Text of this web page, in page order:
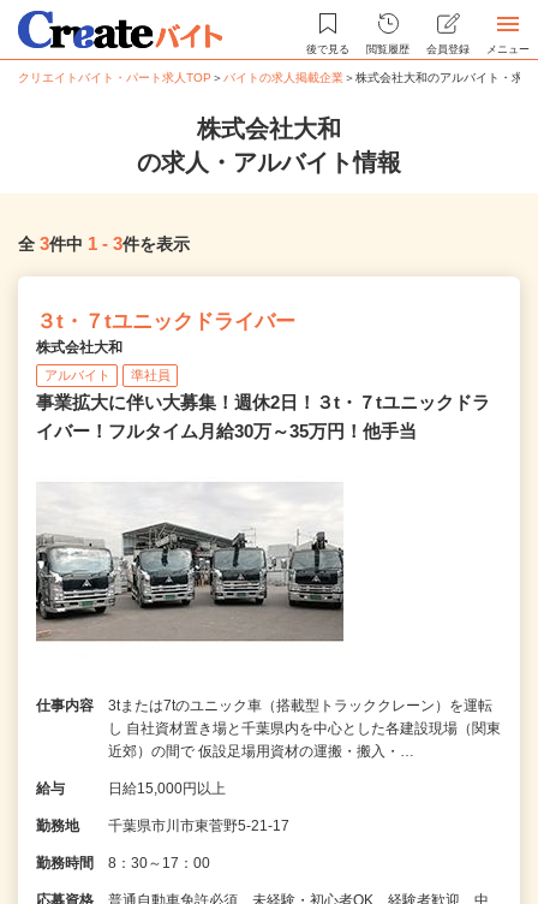
後で見る 閲覧履歴 会員登録 メニュー
クリエイトバイト・パート求人TOP ＞ バイトの求人掲載企業＞株式会社大和のアルバイト・求人
株式会社大和
の求人・アルバイト情報
全 3件中 1 - 3件を表示
３t・７tユニックドライバー
株式会社大和
アルバイト 準社員
事業拡大に伴い大募集！週休2日！３t・７tユニックドラ
イバー！フルタイム月給30万～35万円！他手当
仕事内容
3tまたは7tのユニック車（搭載型トラッククレーン）を運転
し 自社資材置き場と千葉県内を中心とした各建設現場（関東
近郊）の間で 仮設足場用資材の運搬・搬入・…
給与 日給15,000円以上
勤務地 千葉県市川市東菅野5-21-17
勤務時間 8：30～17：00
応募資格
普通自動車免許必須、未経験・初心者OK 経験者歓迎 中